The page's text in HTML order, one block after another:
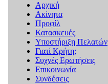
Αρχική
Ακίνητα
Προφίλ
Κατασκευές
Υποστήριξη Πελατών
Γιατί Κρήτη;
Συχνές Ερωτήσεις
Επικοινωνία
Συνδέσεις